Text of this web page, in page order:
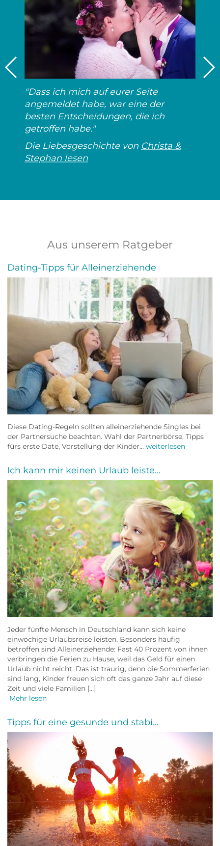
"Dass ich mich auf eurer Seite
angemeldet habe, war eine der
besten Entscheidungen, die ich
getroffen habe."
Die Liebesgeschichte von Christa &
Stephan lesen
Aus unserem Ratgeber
Dating-Tipps für Alleinerziehende
Diese Dating-Regeln sollten alleinerziehende Singles bei
der Partnersuche beachten. Wahl der Partnerbörse, Tipps
fürs erste Date, Vorstellung der Kinder... weiterlesen
Ich kann mir keinen Urlaub leiste...
Jeder fünfte Mensch in Deutschland kann sich keine
einwöchige Urlaubsreise leisten. Besonders häufig
betroffen sind Alleinerziehende: Fast 40 Prozent von ihnen
verbringen die Ferien zu Hause, weil das Geld für einen
Urlaub nicht reicht. Das ist traurig, denn die Sommerferien
sind lang, Kinder freuen sich oft das ganze Jahr auf diese
Zeit und viele Familien […]
Mehr lesen
Tipps für eine gesunde und stabi...